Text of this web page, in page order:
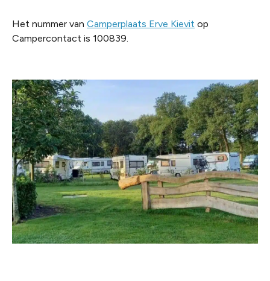
Het nummer van Camperplaats Erve Kievit op
Campercontact is 100839.